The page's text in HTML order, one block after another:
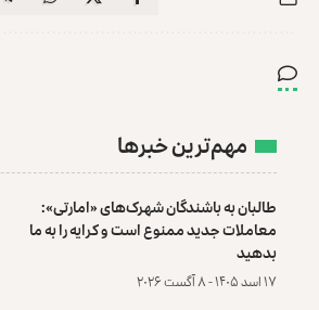
مهم‌ترین خبرها
طالبان به باشندگان شهرک‌های «امارتی»:
معاملات جدید ممنوع است و کرایه را به ما
بدهید
۱۷ اسد ۱۴۰۵ - ۸ آگست ۲۰۲۶